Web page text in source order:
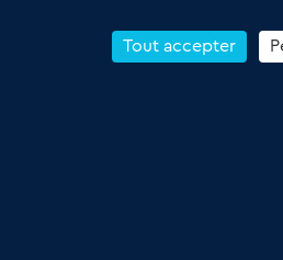
Reprendre un Restaurant Rapide
Tout accepter